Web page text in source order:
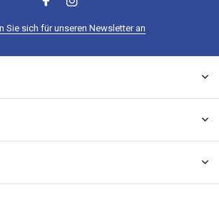
Sie sich für unseren Newsletter an